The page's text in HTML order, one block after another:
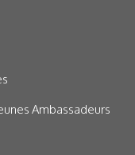
Ambassadeurs